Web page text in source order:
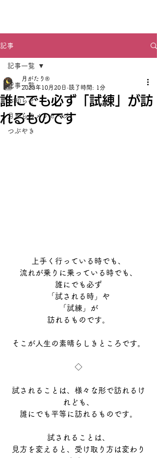
記事
記事一覧
お知らせ
月からのメッセージ
つぶやき
記事一覧
誰にでも必ず「試練」が訪
れるものです
月がたり®
2023年10月20日 読了時間: 1分
上手く行っている時でも、
流れが乗りに乗っている時でも、
誰にでも必ず
「試される時」や
「試練」が
訪れるものです。
そこが人生の素晴らしきところです。
◇
試されることは、様々な形で訪れるけ
れども、
誰にでも平等に訪れるものです。
試されることは、
見方を変えると、受け取り方は変わり